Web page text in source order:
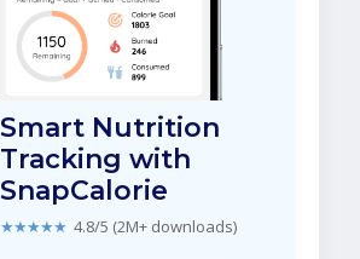
Smart Nutrition
Tracking with
SnapCalorie
★★★★★ 4.8/5 (2M+ downloads)